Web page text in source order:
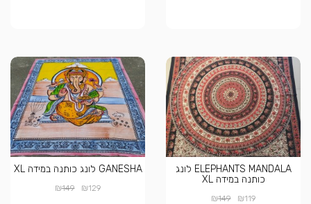
ELEPHANTS MANDALA לונג
כותנה במידה XL
₪119
₪149
GANESHA לונג כותנה במידה XL
₪129
₪149